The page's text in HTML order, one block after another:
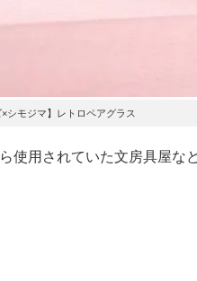
シモジマ】レトロペアグラス
使用されていた文房具屋な